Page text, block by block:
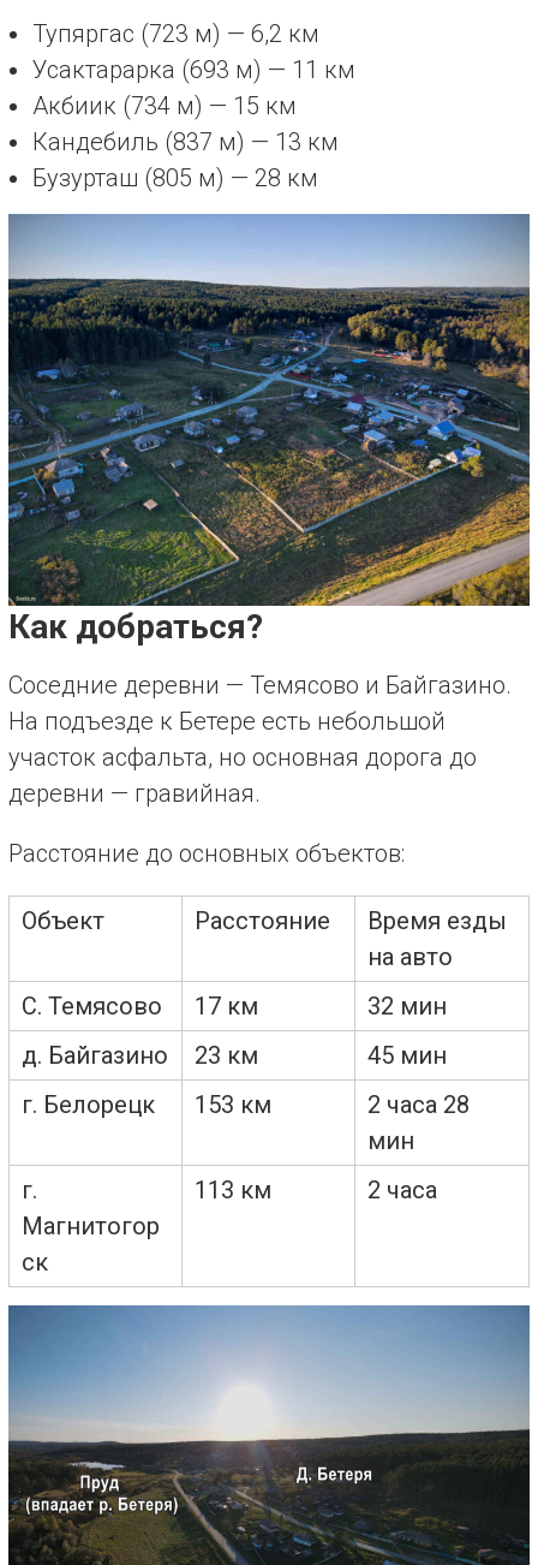
Тупяргас (723 м) — 6,2 км
Усактарарка (693 м) — 11 км
Акбиик (734 м) — 15 км
Кандебиль (837 м) — 13 км
Бузурташ (805 м) — 28 км
Как добраться?
Соседние деревни — Темясово и Байгазино.
На подъезде к Бетере есть небольшой
участок асфальта, но основная дорога до
деревни — гравийная.
Расстояние до основных объектов:
Объект Расстояние
Время езды
на авто
С. Темясово
17 км
32 мин
д. Байгазино
23 км
45 мин
г. Белорецк
153 км
2 часа 28
мин
г.
Магнитогор
ск
113 км 2 часа